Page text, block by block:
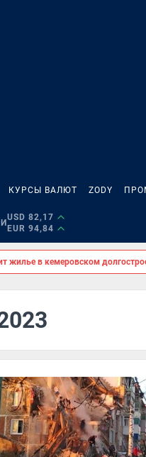
КУРСЫ ВАЛЮТ ZODY
USD 82,17
EUR 94,84
жилье в кемеровском